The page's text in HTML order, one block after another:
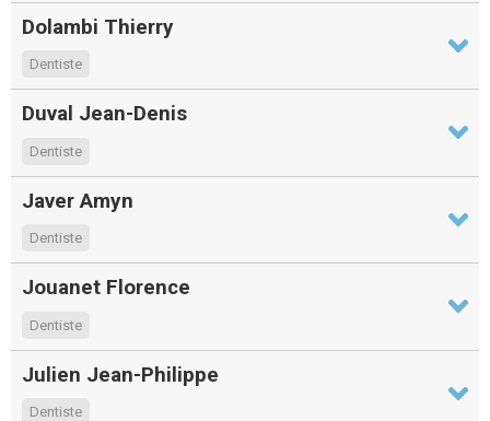
Dolambi Thierry
Dentiste
Duval Jean-Denis
Dentiste
Javer Amyn
Dentiste
Jouanet Florence
Dentiste
Julien Jean-Philippe
Dentiste